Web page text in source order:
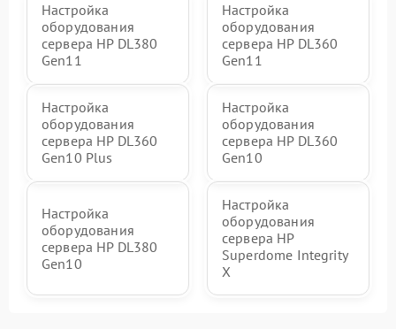
Настройка
оборудования
сервера HP DL380
Gen11
Настройка
оборудования
сервера HP DL360
Gen11
Настройка
оборудования
сервера HP DL360
Gen10 Plus
Настройка
оборудования
сервера HP DL360
Gen10
Настройка
оборудования
сервера HP DL380
Gen10
Настройка
оборудования
сервера HP
Superdome Integrity
Х